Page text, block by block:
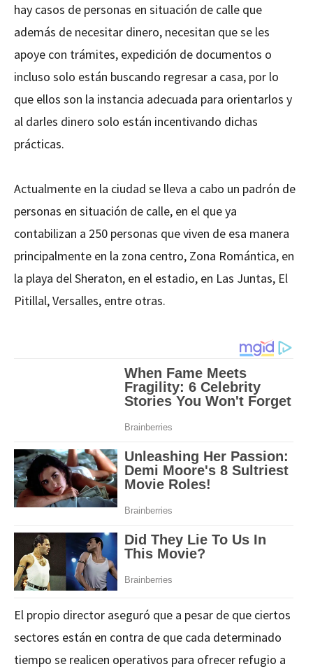
hay casos de personas en situación de calle que
además de necesitar dinero, necesitan que se les
apoye con trámites, expedición de documentos o
incluso solo están buscando regresar a casa, por lo
que ellos son la instancia adecuada para orientarlos y
al darles dinero solo están incentivando dichas
prácticas.
Actualmente en la ciudad se lleva a cabo un padrón de
personas en situación de calle, en el que ya
contabilizan a 250 personas que viven de esa manera
principalmente en la zona centro, Zona Romántica, en
la playa del Sheraton, en el estadio, en Las Juntas, El
Pitillal, Versalles, entre otras.
El propio director aseguró que a pesar de que ciertos
sectores están en contra de que cada determinado
tiempo se realicen operativos para ofrecer refugio a